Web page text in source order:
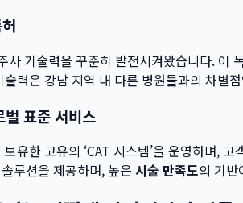
사 기술력을 꾸준히 발전시켜왔습니다. 이
력은 강남 지역 내 다른 병원들과의 차별
벌 표준 서비스
유한 고유의 ‘CAT 시스템’을 운영하며,
루션을 제공하며, 높은 시술 만족도의 기반